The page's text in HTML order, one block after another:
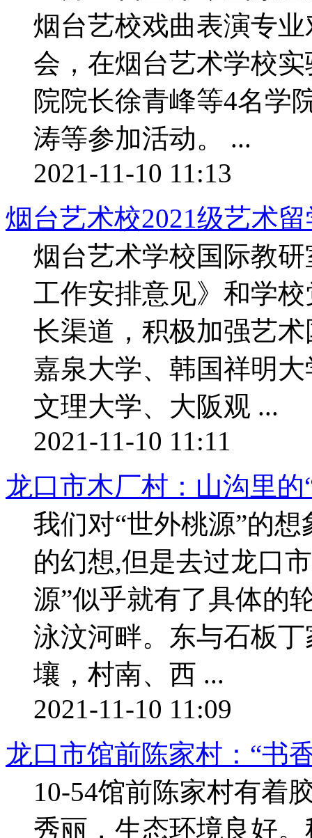
烟台艺校戏曲表演专
会，在烟台艺术学校
院院长徐青峰等4名学
涛等参加活动。 ...
2021-11-10 11:13
烟台艺术校2021级艺术
烟台艺术学校国际教
工作安排意见》和学
长渠道，积极加强艺
嘉泉大学、韩国祥明
文理大学、大阪观 ...
2021-11-10 11:11
龙口市木厂村：山沟里的
我们对“世外桃源”的
的幻想,但是去过龙口
源”似乎就有了具体的
泳汶河畔。东与石板
壤，村南、西 ...
2021-11-10 11:09
龙口市馆前陈家村：“书
10-54馆前陈家村有着
秀丽，生态环境良好